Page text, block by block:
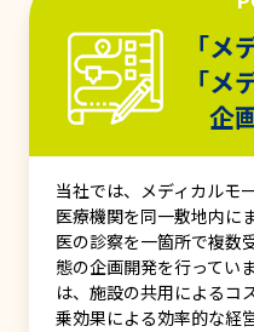
「メ
「メ
企
当社では、メディカルモ
医療機関を同一敷地内に
医の診察を一箇所で複数
態の企画開発を行ってい
は、施設の共用によるコ
乗効果による効率的な経